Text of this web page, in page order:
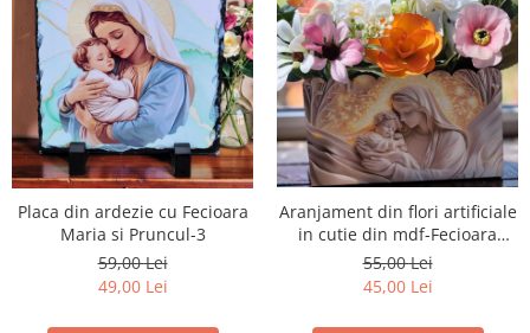
Placa din ardezie cu Fecioara
Maria si Pruncul-3
59,00 Lei
49,00 Lei
Aranjament din flori artificiale
in cutie din mdf-Fecioara
Maria si Pruncul
55,00 Lei
45,00 Lei